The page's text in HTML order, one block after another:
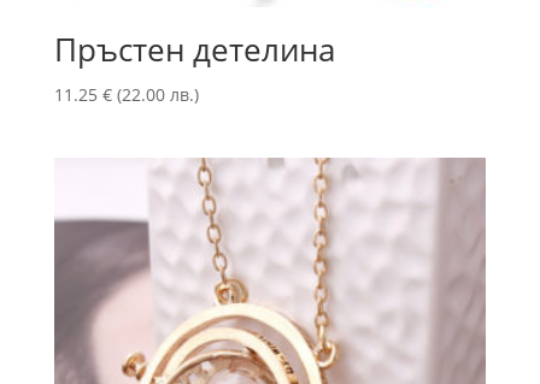
Пръстен детелина
11.25 € (22.00 лв.)